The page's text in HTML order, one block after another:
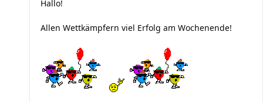
Hallo!
Allen Wettkämpfern viel Erfolg am Wochenende!